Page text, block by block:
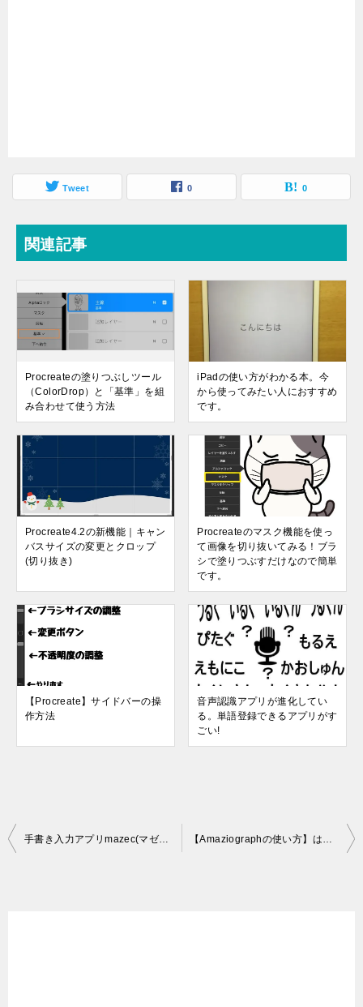
Tweet 0 0
関連記事
Procreateの塗りつぶしツール
（ColorDrop）と「基準」を組
み合わせて使う方法
iPadの使い方がわかる本。今
から使ってみたい人におすすめ
です。
Procreate4.2の新機能｜キャン
バスサイズの変更とクロップ
(切り抜き)
Procreateのマスク機能を使っ
て画像を切り抜いてみる！ブラ
シで塗りつぶすだけなので簡単
です。
【Procreate】サイドバーの操
作方法
音声認識アプリが進化してい
る。単語登録できるアプリがす
ごい!
投
手書き入力アプリmazec(マゼック)の認識力がすごい！3っの文字登録設定でより快適に使えます。 【Amaziographの使い方】はじめて使う方に分かりやすく画像付きで解説しています。